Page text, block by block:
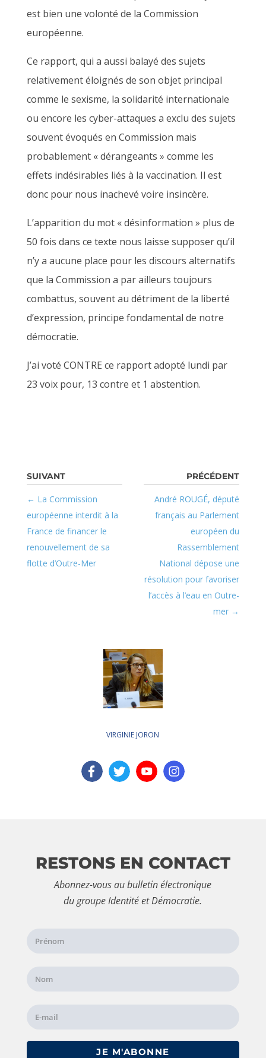
est bien une volonté de la Commission
européenne.
Ce rapport, qui a aussi balayé des sujets
relativement éloignés de son objet principal
comme le sexisme, la solidarité internationale
ou encore les cyber-attaques a exclu des sujets
souvent évoqués en Commission mais
probablement « dérangeants » comme les
effets indésirables liés à la vaccination. Il est
donc pour nous inachevé voire insincère.
L’apparition du mot « désinformation » plus de
50 fois dans ce texte nous laisse supposer qu’il
n’y a aucune place pour les discours alternatifs
que la Commission a par ailleurs toujours
combattus, souvent au détriment de la liberté
d’expression, principe fondamental de notre
démocratie.
J’ai voté CONTRE ce rapport adopté lundi par
23 voix pour, 13 contre et 1 abstention.
André ROUGÉ, député
français au Parlement
européen du
Rassemblement
National dépose une
résolution pour favoriser
l’accès à l’eau en Outre-
mer
La Commission
européenne interdit à la
France de financer le
renouvellement de sa
flotte d’Outre-Mer
VIRGINIE JORON
RESTONS EN CONTACT
Abonnez-vous au bulletin électronique
du groupe Identité et Démocratie.
JE M'ABONNE